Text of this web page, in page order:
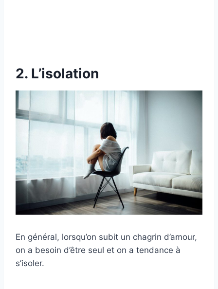
2. L’isolation
En général, lorsqu’on subit un chagrin d’amour,
on a besoin d’être seul et on a tendance à
s’isoler.